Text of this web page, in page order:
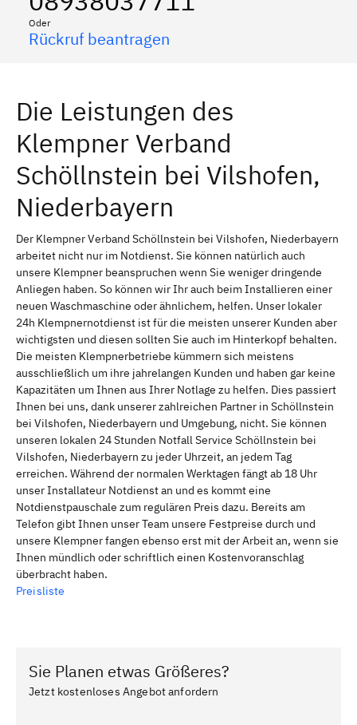
Oder
Rückruf beantragen
Die Leistungen des
Klempner Verband
Schöllnstein bei Vilshofen,
Niederbayern
Der Klempner Verband Schöllnstein bei Vilshofen, Niederbayern
arbeitet nicht nur im Notdienst. Sie können natürlich auch
unsere Klempner beanspruchen wenn Sie weniger dringende
Anliegen haben. So können wir Ihr auch beim Installieren einer
neuen Waschmaschine oder ähnlichem, helfen. Unser lokaler
24h Klempnernotdienst ist für die meisten unserer Kunden aber
wichtigsten und diesen sollten Sie auch im Hinterkopf behalten.
Die meisten Klempnerbetriebe kümmern sich meistens
ausschließlich um ihre jahrelangen Kunden und haben gar keine
Kapazitäten um Ihnen aus Ihrer Notlage zu helfen. Dies passiert
Ihnen bei uns, dank unserer zahlreichen Partner in Schöllnstein
bei Vilshofen, Niederbayern und Umgebung, nicht. Sie können
unseren lokalen 24 Stunden Notfall Service Schöllnstein bei
Vilshofen, Niederbayern zu jeder Uhrzeit, an jedem Tag
erreichen. Während der normalen Werktagen fängt ab 18 Uhr
unser Installateur Notdienst an und es kommt eine
Notdienstpauschale zum regulären Preis dazu. Bereits am
Telefon gibt Ihnen unser Team unsere Festpreise durch und
unsere Klempner fangen ebenso erst mit der Arbeit an, wenn sie
Ihnen mündlich oder schriftlich einen Kostenvoranschlag
überbracht haben.
Preisliste
Sie Planen etwas Größeres?
Jetzt kostenloses Angebot anfordern